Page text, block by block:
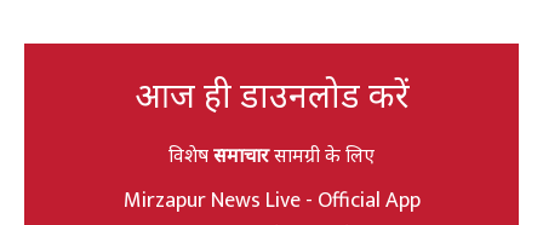
आज ही डाउनलोड करें
विशेषसमाचारसामग्री के लिए
Mirzapur News Live - Official App